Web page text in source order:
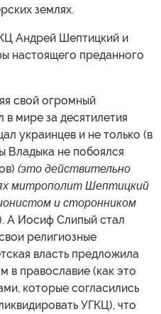
землях.
Андрей Шептицкий и
настоящего преданного
свой огромный
в мире за десятилетия
украинцев и не только (в
Владыка не побоялся
(это действительно
митрополит Шептицкий
и сторонником
А Иосиф Слипый стал
религиозные
власть предложила
в православие (как это
которые согласились
УГКЦ), что